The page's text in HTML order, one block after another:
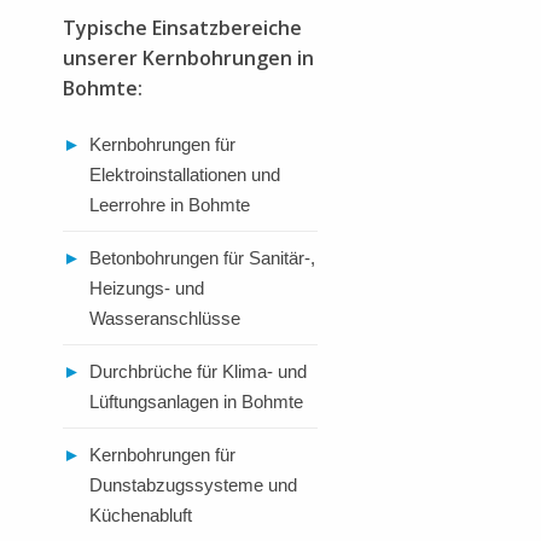
Typische Einsatzbereiche
unserer Kernbohrungen in
Bohmte:
►
Kernbohrungen für
Elektroinstallationen und
Leerrohre in Bohmte
►
Betonbohrungen für Sanitär-,
Heizungs- und
Wasseranschlüsse
►
Durchbrüche für Klima- und
Lüftungsanlagen in Bohmte
►
Kernbohrungen für
Dunstabzugssysteme und
Küchenabluft